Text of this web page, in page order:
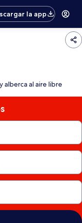
la app
alberca al aire libre